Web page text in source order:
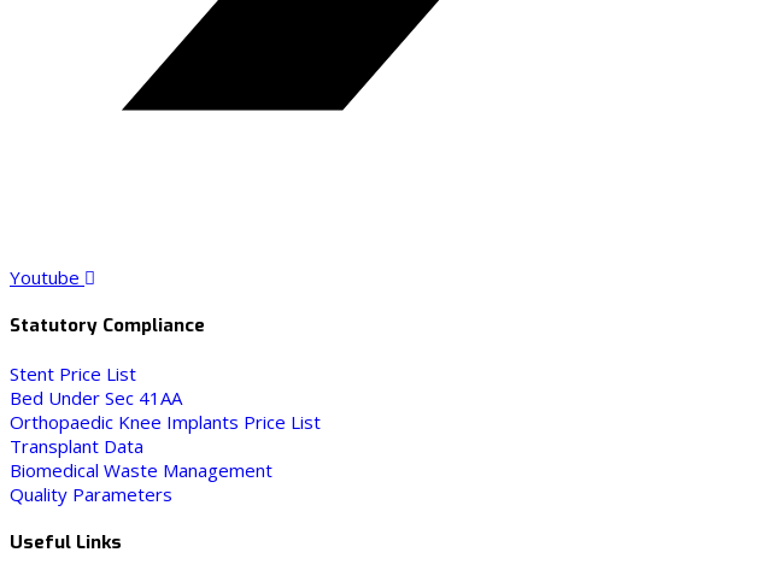
Youtube
Statutory Compliance
Stent Price List
Bed Under Sec 41AA
Orthopaedic Knee Implants Price List
Transplant Data
Biomedical Waste Management
Quality Parameters
Useful Links​